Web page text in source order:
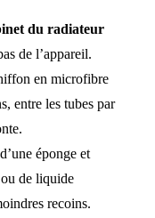
du radiateur
de l’appareil.
en microfibre
entre les tubes par
éponge et
ou de liquide
recoins.